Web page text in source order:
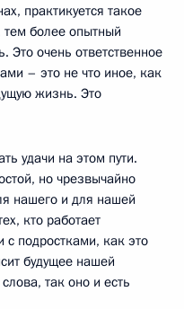
практикуется такое
более опытный
Это очень ответственное
– это не что иное, как
жизнь. Это
удачи на этом пути.
но чрезвычайно
нашего и для нашей
кто работает
подростками, как это
будущее нашей
так оно и есть